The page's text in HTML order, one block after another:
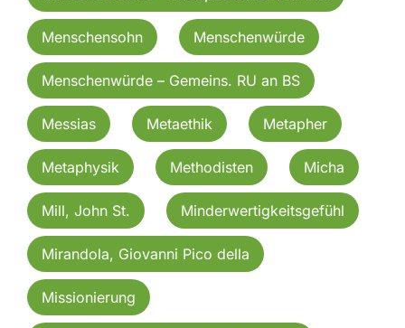
Menschensohn Menschenwürde
Menschenwürde – Gemeins. RU an BS
Messias Metaethik Metapher
Metaphysik Methodisten Micha
Mill, John St. Minderwertigkeitsgefühl
Mirandola, Giovanni Pico della
Missionierung